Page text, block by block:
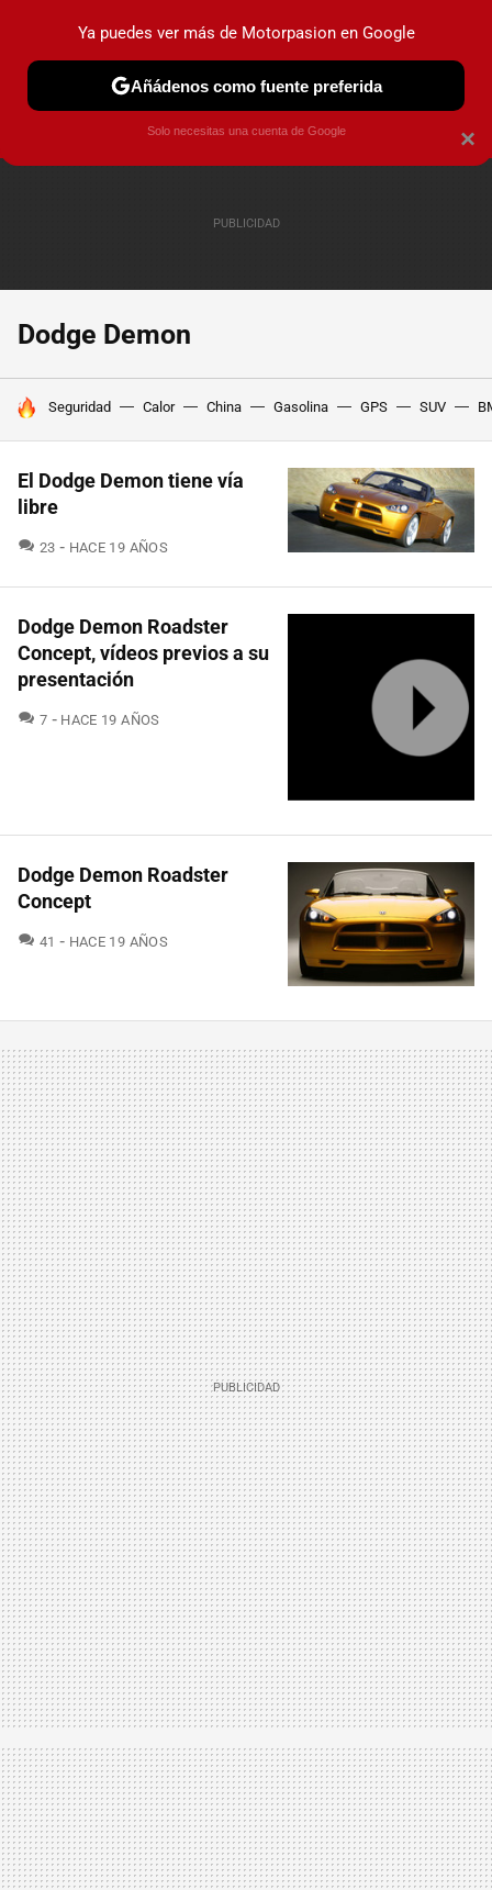
PRUEBAS COCHES ELÉCTRICOS OBSERVATORIO
Dodge Demon
HOY SE HABLA DE
Seguridad Calor China Gasolina GPS SUV
El Dodge Demon tiene vía
libre
23 COMENTARIOS
HACE 19 AÑOS
Dodge Demon Roadster
Concept, vídeos previos a su
presentación
7 COMENTARIOS
HACE 19 AÑOS
Dodge Demon Roadster
Concept
41 COMENTARIOS
HACE 19 AÑOS
×
Ya puedes ver más de Motorpasion en Google
Añádenos como fuente preferida
Solo necesitas una cuenta de Google